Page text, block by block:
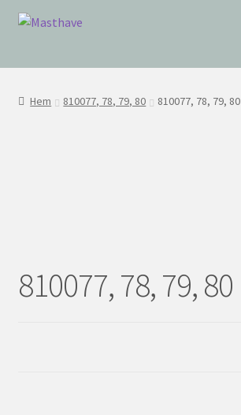
Hoppa
Hoppa
WEBBUTIK
OM OSS
ÅF KONTO
Testar
Hem 810077, 78, 79, 80 810077, 78, 79, 80
810077, 78, 79, 80